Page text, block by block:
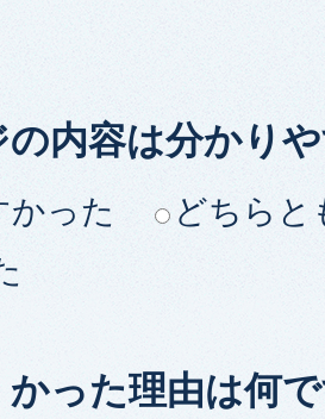
の内容は分かり
かった
どちらと
った理由は何